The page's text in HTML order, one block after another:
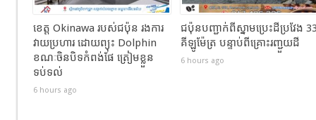
ខេត្ត Okinawa របស់ជប៉ុន រងការ
វាយប្រហារ ដោយព្យុះ Dolphin
ខណៈចិនបិទកំពង់ផែ ត្រៀមខ្លួន
ទប់ទល់
6 hours ago
ជប៉ុនបញ្ជាក់ពីស្នាមប្រេះដីប្រវែង
គីឡូម៉ែត្រ បន្ទាប់ពីគ្រោះរញ្ជួយដី
6 hours ago